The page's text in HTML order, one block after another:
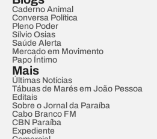
Caderno Animal
Conversa Política
Pleno Poder
Sílvio Osias
Saúde Alerta
Mercado em Movimento
Papo Íntimo
Mais
Últimas Notícias
Tábuas de Marés em João Pessoa
Editais
Sobre o Jornal da Paraíba
Cabo Branco FM
CBN Paraíba
Expediente